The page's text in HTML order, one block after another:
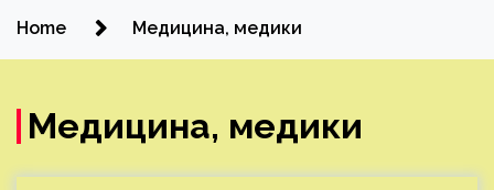
Home Медицина, медики
Медицина, медики